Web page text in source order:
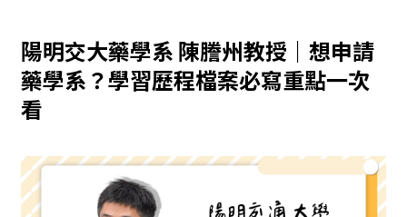
陽明交大藥學系 陳謄州教授｜想申請
藥學系？學習歷程檔案必寫重點一次
看